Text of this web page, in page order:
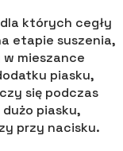
których cegły
etapie suszenia,
w mieszance
piasku,
się podczas
piasku,
przy nacisku.